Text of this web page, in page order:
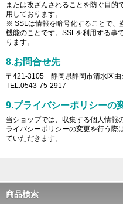
または改ざんされることを防ぐ目
用しております。
※ SSLは情報を暗号化することで、
機能のことです。SSLを利用する事
ります。
8.お問合せ先
〒421-3105 静岡県静岡市清水区由
TEL:0543-75-2917
9.プライバシーポリシーの
当ショップでは、収集する個人情報
ライバシーポリシーの変更を行う際
ていただきます。
商品検索